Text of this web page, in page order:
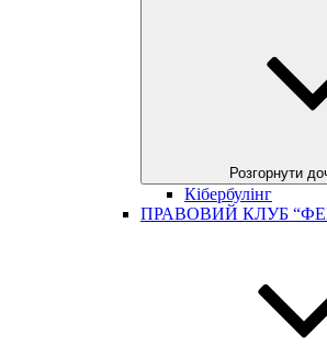
Розгорнути
Кібербулінг
ПРАВОВИЙ КЛУБ